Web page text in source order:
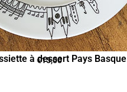
à dessert Pays Basque
€15,00